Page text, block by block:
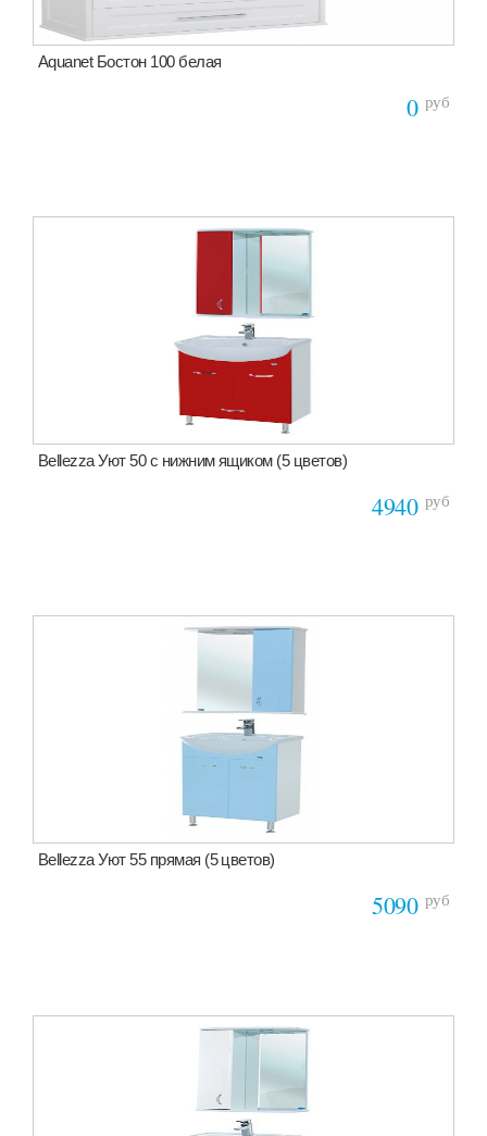
Aquanet Бостон 100 белая
0 руб
Bellezza Уют 50 с нижним ящиком (5 цветов)
4940 руб
Bellezza Уют 55 прямая (5 цветов)
5090 руб